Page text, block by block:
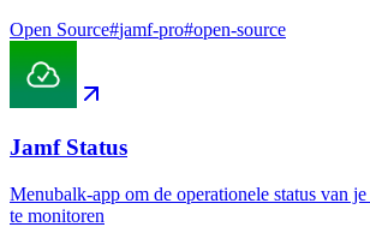
Open Source#jamf-pro#open-source
Jamf Status
Menubalk-app om de operationele status van
te monitoren